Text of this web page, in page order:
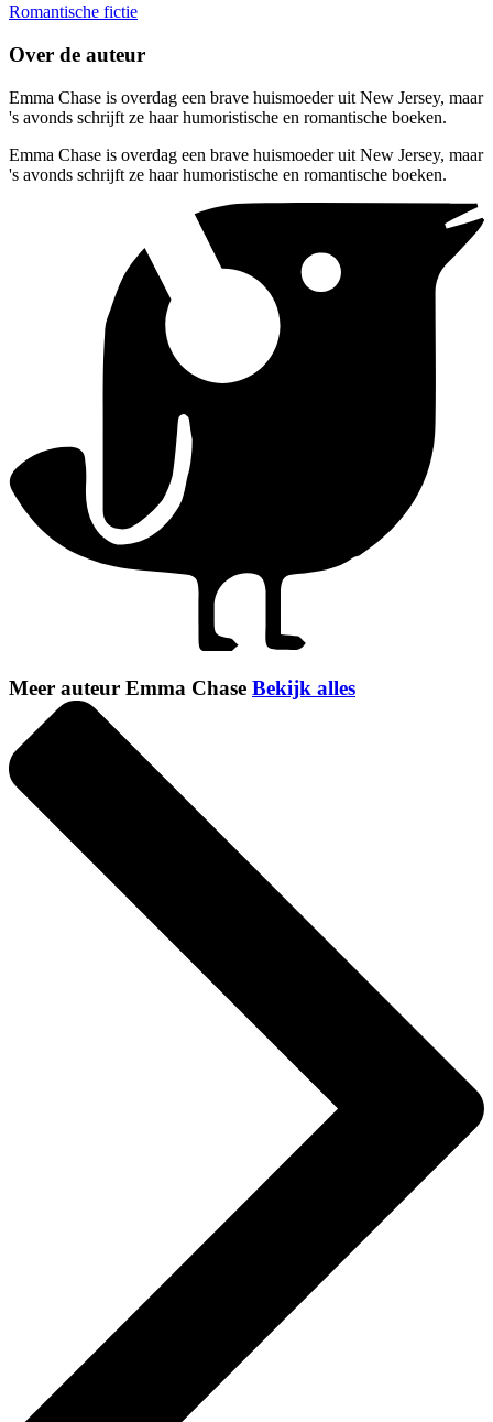
Romantische fictie
Over de auteur
Emma Chase is overdag een brave huismoeder uit New Jersey, maar
's avonds schrijft ze haar humoristische en romantische boeken.
Emma Chase is overdag een brave huismoeder uit New Jersey, maar
's avonds schrijft ze haar humoristische en romantische boeken.
Meer auteur Emma Chase Bekijk alles